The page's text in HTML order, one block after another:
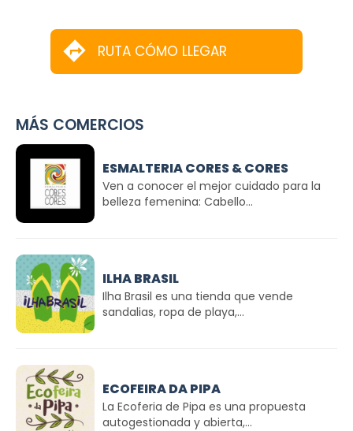
RUTA CÓMO LLEGAR
MÁS COMERCIOS
ESMALTERIA CORES & CORES
Ven a conocer el mejor cuidado para la
belleza femenina: Cabello...
ILHA BRASIL
Ilha Brasil es una tienda que vende
sandalias, ropa de playa,...
ECOFEIRA DA PIPA
La Ecoferia de Pipa es una propuesta
autogestionada y abierta,...